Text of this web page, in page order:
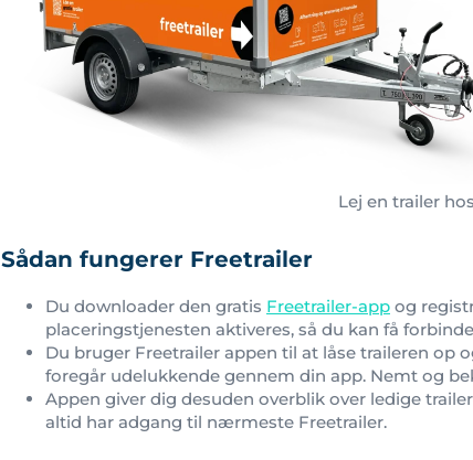
Lej en trailer
Sådan fungerer Freetrailer
Du downloader den gratis Freetrailer-app og
placeringstjenesten aktiveres, så du kan få
Du bruger Freetrailer appen til at låse traileren op
foregår udelukkende gennem din app. Nemt og
Appen giver dig desuden overblik over ledige
altid har adgang til nærmeste Freetrailer.